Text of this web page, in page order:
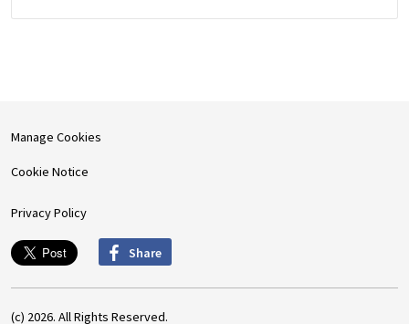
Manage Cookies
Cookie Notice
Privacy Policy
Share
(c) 2026. All Rights Reserved.